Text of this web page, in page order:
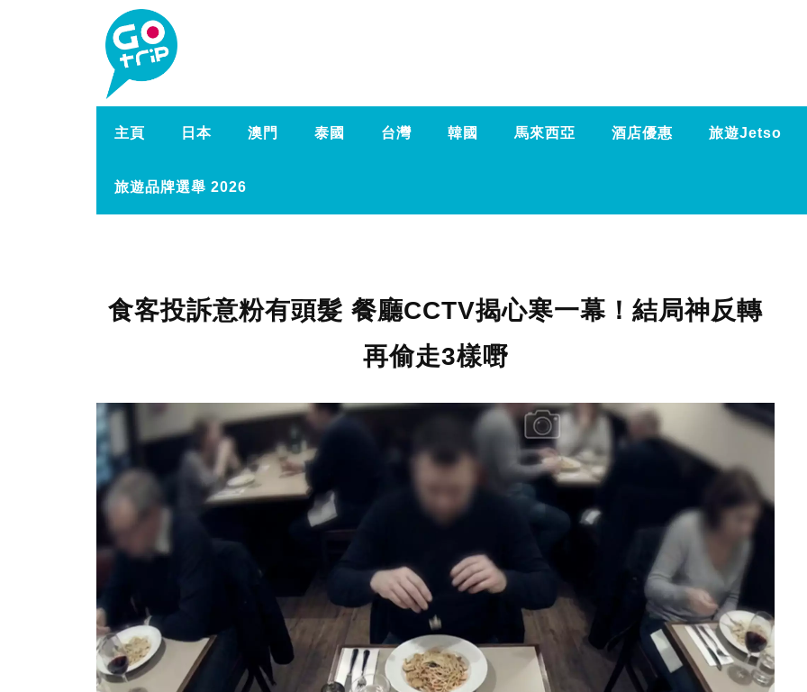
主頁 日本 澳門 泰國 台灣 韓國 馬來西亞 酒店優惠 旅遊Jetso
旅遊品牌選舉 2026
食客投訴意粉有頭髮 餐廳CCTV揭心寒一幕！結局神反轉
再偷走3樣嘢